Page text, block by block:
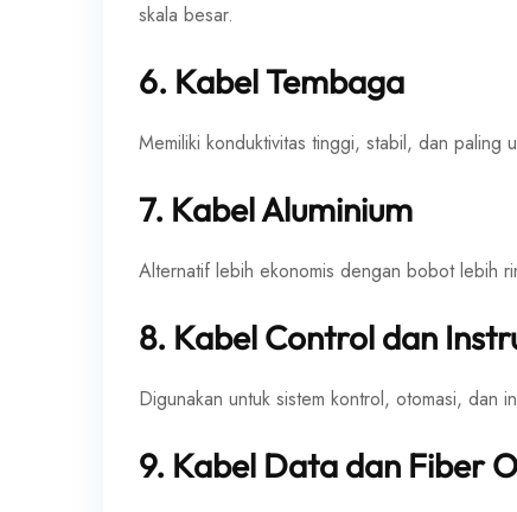
skala besar.
6. Kabel Tembaga
Memiliki konduktivitas tinggi, stabil, dan paling
7. Kabel Aluminium
Alternatif lebih ekonomis dengan bobot lebih
8. Kabel Control dan
Digunakan untuk sistem kontrol, otomasi, dan
9. Kabel Data dan Fiber